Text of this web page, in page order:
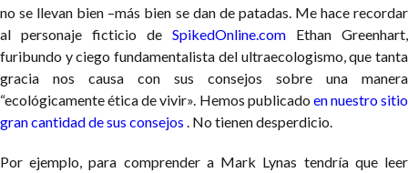
no se llevan bien –más bien se dan de patadas. Me hace recordar
al personaje ficticio de SpikedOnline.com Ethan Greenhart,
furibundo y ciego fundamentalista del ultraecologismo, que tanta
gracia nos causa con sus consejos sobre una manera
“ecológicamente ética de vivir». Hemos publicado en nuestro sitio
gran cantidad de sus consejos . No tienen desperdicio.
Por ejemplo, para comprender a Mark Lynas tendría que leer